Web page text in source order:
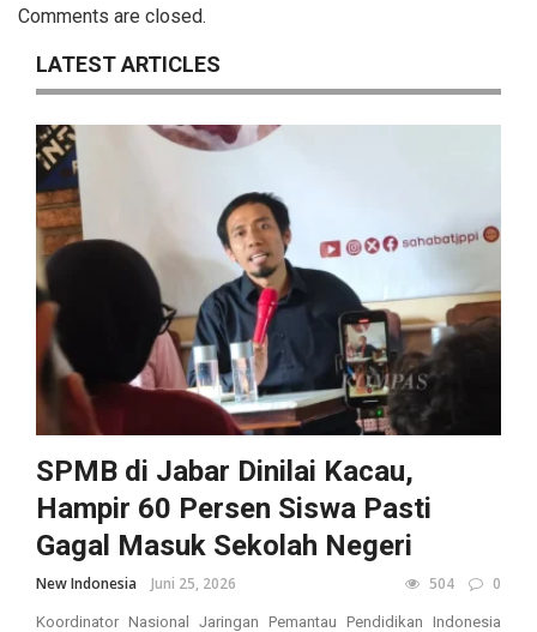
Comments are closed.
LATEST ARTICLES
SPMB di Jabar Dinilai Kacau,
Hampir 60 Persen Siswa Pasti
Gagal Masuk Sekolah Negeri
New Indonesia Juni 25, 2026 504 0
Koordinator Nasional Jaringan Pemantau Pendidikan Indonesia